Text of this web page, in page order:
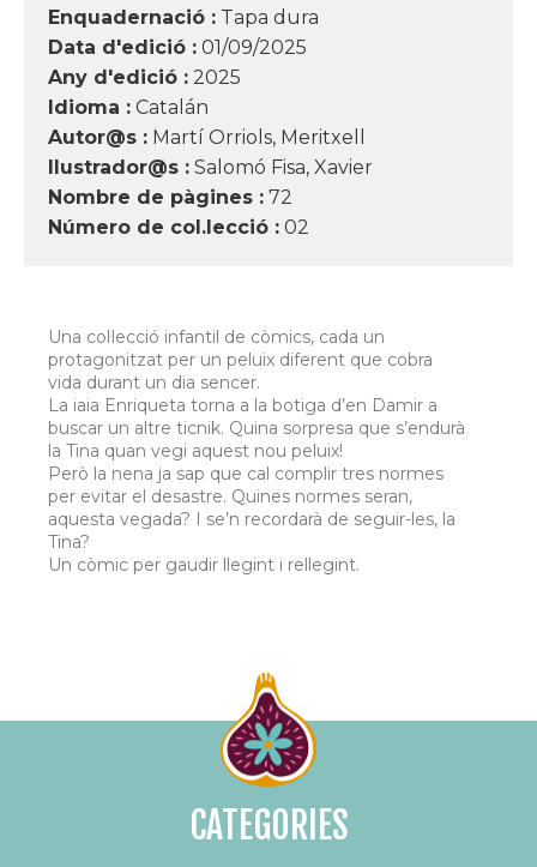
Enquadernació : Tapa dura
Data d'edició : 01/09/2025
Any d'edició : 2025
Idioma : Catalán
Autor@s : Martí Orriols, Meritxell
Ilustrador@s : Salomó Fisa, Xavier
Nombre de pàgines : 72
Número de col.lecció : 02
Una col·lecció infantil de còmics, cada un
protagonitzat per un peluix diferent que cobra
vida durant un dia sencer.
La iaia Enriqueta torna a la botiga d’en Damir a
buscar un altre ticnik. Quina sorpresa que s’endurà
la Tina quan vegi aquest nou peluix!
Però la nena ja sap que cal complir tres normes
per evitar el desastre. Quines normes seran,
aquesta vegada? I se’n recordarà de seguir-les, la
Tina?
Un còmic per gaudir llegint i rellegint.
CATEGORIES